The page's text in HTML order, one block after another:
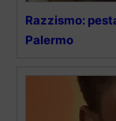
Razzismo:
Palermo